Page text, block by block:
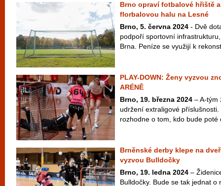
Brno opraví fotbalové hřiště
florbalovou halu na Lesné
Brno, 5. června 2024 - Dvě
podpoří sportovní
Brna. Peníze se využijí k
PLAY-DOWN: Ženy vyzvou
ARÉNĚ
Brno, 19. března 2024 – A-tým
udržení extraligové
rozhodne o tom, kdo bude
Brněnské derby klepe na
vyzvou Bulldočky
Brno, 19. ledna 2024 –
Bulldočky. Bude se tak jednat o